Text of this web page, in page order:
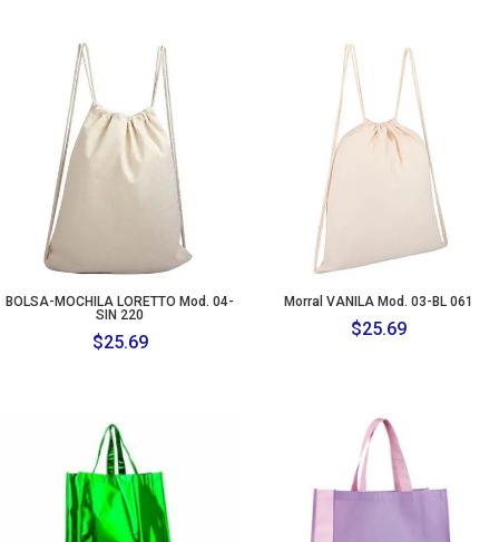
BOLSA-MOCHILA LORETTO Mod. 04-
SIN 220
$25.69
Morral VANILA Mod. 03-BL 061
$25.69